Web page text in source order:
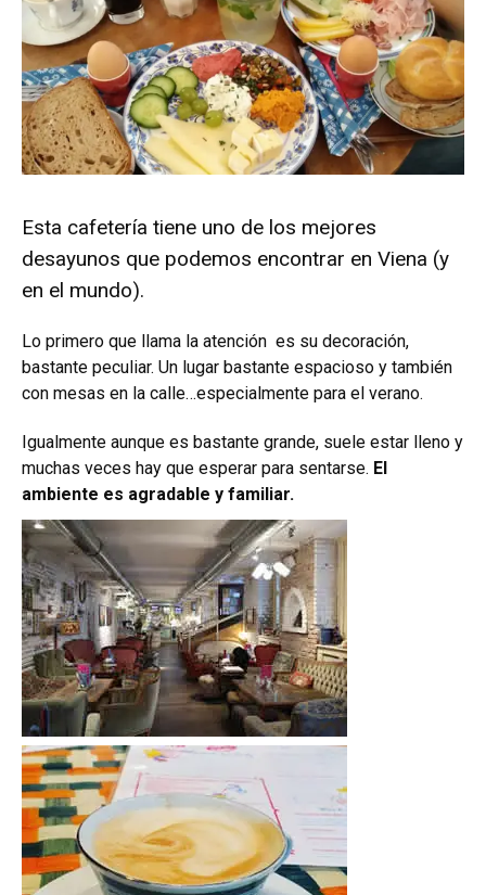
Esta cafetería tiene uno de los mejores
desayunos que podemos encontrar en Viena (y
en el mundo).
Lo primero que llama la atención es su decoración,
bastante peculiar. Un lugar bastante espacioso y también
con mesas en la calle…especialmente para el verano.
Igualmente aunque es bastante grande, suele estar lleno y
muchas veces hay que esperar para sentarse. El
ambiente es agradable y familiar.